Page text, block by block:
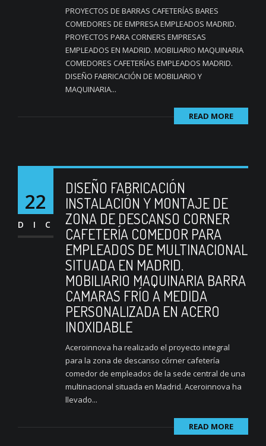
PROYECTOS DE BARRAS CAFETERÍAS BARES
COMEDORES DE EMPRESA EMPLEADOS MADRID.
PROYECTOS PARA CORNERS EMPRESAS
EMPLEADOS EN MADRID. MOBILIARIO MAQUINARIA
COMEDORES CAFETERÍAS EMPLEADOS MADRID.
DISEÑO FABRICACIÓN DE MOBILIARIO Y
MAQUINARIA...
READ MORE
22
DIC
DISEÑO FABRICACIÓN
INSTALACIÓN Y MONTAJE DE
ZONA DE DESCANSO CORNER
CAFETERÍA COMEDOR PARA
EMPLEADOS DE MULTINACIONAL
SITUADA EN MADRID.
MOBILIARIO MAQUINARIA BARRA
CAMARAS FRÍO A MEDIDA
PERSONALIZADA EN ACERO
INOXIDABLE
Aceroinnova ha realizado el proyecto integral
para la zona de descanso córner cafetería
comedor de empleados de la sede central de una
multinacional situada en Madrid. Aceroinnova ha
llevado...
READ MORE